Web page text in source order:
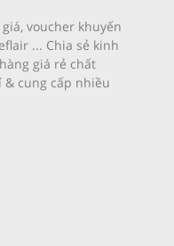
voucher khuyến
... Chia sẻ kinh
giá rẻ chất
& cung cấp nhiều